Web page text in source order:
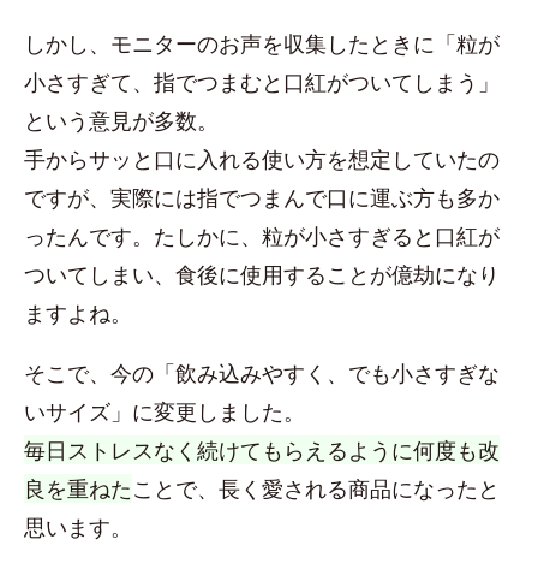
しかし、モニターのお声を収集したときに「粒が
小さすぎて、指でつまむと口紅がついてしまう」
という意見が多数。
手からサッと口に入れる使い方を想定していたの
ですが、実際には指でつまんで口に運ぶ方も多か
ったんです。たしかに、粒が小さすぎると口紅が
ついてしまい、食後に使用することが億劫になり
ますよね。
そこで、今の「飲み込みやすく、でも小さすぎな
いサイズ」に変更しました。
毎日ストレスなく続けてもらえるように何度も改
良を重ねたことで、長く愛される商品になったと
思います。